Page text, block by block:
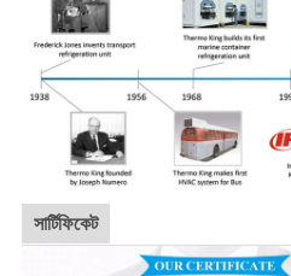
সার্টিফিকেট